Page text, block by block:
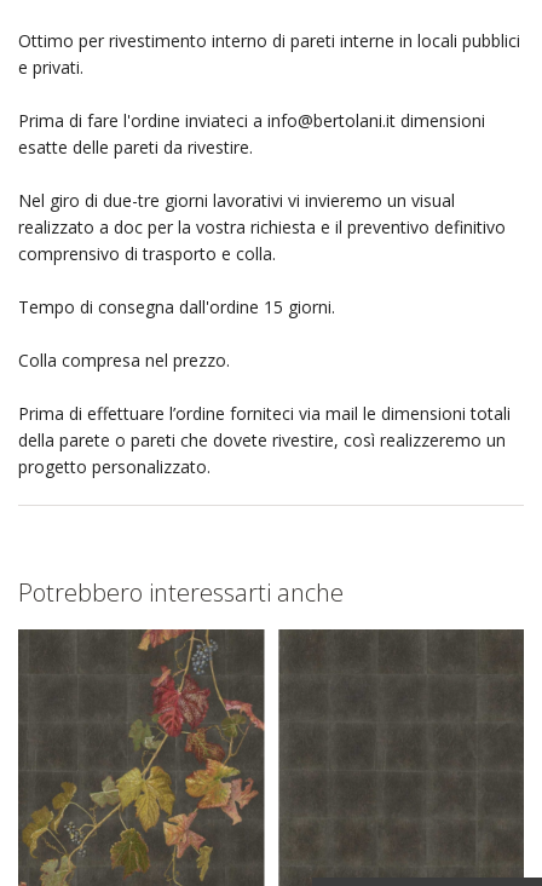
Ottimo per rivestimento interno di pareti interne in locali pubblici
e privati.
Prima di fare l'ordine inviateci a info@bertolani.it dimensioni
esatte delle pareti da rivestire.
Nel giro di due-tre giorni lavorativi vi invieremo un visual
realizzato a doc per la vostra richiesta e il preventivo definitivo
comprensivo di trasporto e colla.
Tempo di consegna dall'ordine 15 giorni.
Colla compresa nel prezzo.
Prima di effettuare l’ordine forniteci via mail le dimensioni totali
della parete o pareti che dovete rivestire, così realizzeremo un
progetto personalizzato.
Potrebbero interessarti anche